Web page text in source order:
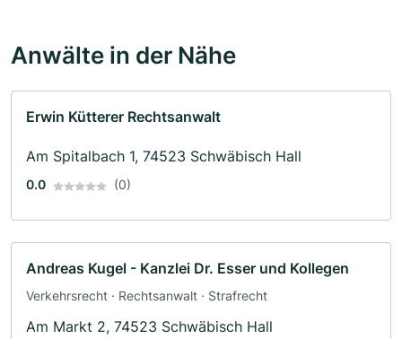
Anwälte in der Nähe
Erwin Kütterer Rechtsanwalt
Am Spitalbach 1, 74523 Schwäbisch Hall
0.0 (0)
Andreas Kugel - Kanzlei Dr. Esser und Kollegen
Verkehrsrecht · Rechtsanwalt · Strafrecht
Am Markt 2, 74523 Schwäbisch Hall